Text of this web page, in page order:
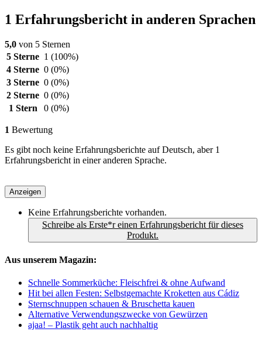
1 Erfahrungsbericht in anderen Sprachen
5,0 von 5 Sternen
5 Sterne 1 (100%)
4 Sterne 0 (0%)
3 Sterne 0 (0%)
2 Sterne 0 (0%)
1 Stern
0 (0%)
1 Bewertung
Es gibt noch keine Erfahrungsberichte auf Deutsch, aber 1
Erfahrungsbericht in einer anderen Sprache.
Anzeigen
Keine Erfahrungsberichte vorhanden.
Schreibe als Erste*r einen Erfahrungsbericht für dieses
Produkt.
Aus unserem Magazin:
Schnelle Sommerküche: Fleischfrei & ohne Aufwand
Hit bei allen Festen: Selbstgemachte Kroketten aus Cádiz
Sternschnuppen schauen & Bruschetta kauen
Alternative Verwendungszwecke von Gewürzen
ajaa! – Plastik geht auch nachhaltig